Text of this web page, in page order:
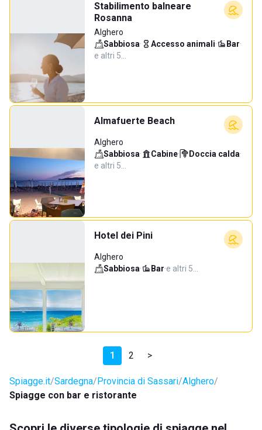
Stabilimento balneare
Rosanna
Alghero
Sabbiosa· Accesso animali· Bar·
e altri 5…
Almafuerte Beach
Alghero
Sabbiosa· Cabine· Doccia calda·
e altri 5…
Hotel dei Pini
Alghero
Sabbiosa· Bar·e altri 5…
1 2 >
Spiagge.it Sardegna Provincia di Sassari Alghero
Spiagge con bar e ristorante